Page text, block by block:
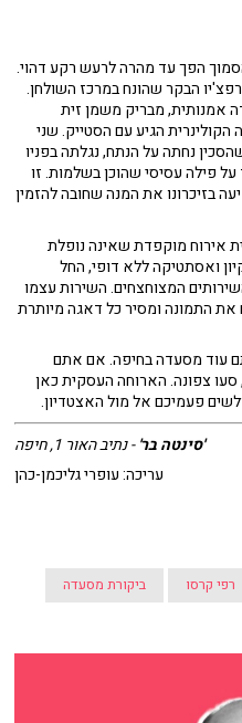
הפך עד מהרה לרעש רקע דהוי.
הבקר שהונח במרכז השולחן.
אמנותית, מבריק משמן זית
הגיע עם הסטייק. שני
נחתה על הנתח, נגלתה בפניו
פילה עסיסי שהוכן בשלמות. זו
בזיכרונו את המנה שחובה להזמין
אירוח מוקפדת שאינה נופלת
ואסתטיקה ללא דופי, החל
המצוחצחים. השירות עצמו
התמונה ומסיר כל דאגה מיותרת
עוד מסעדה בחיפה. אם אתם
צפונה. הארוחה העסקית כאן
פעמיכם אל מול האצטדיון.
'סינטה בר'- נתיב האור 1, חיפה
עריכה: עופרי גליכמן-כהן
רפי קרסו ביקורת מסעדה